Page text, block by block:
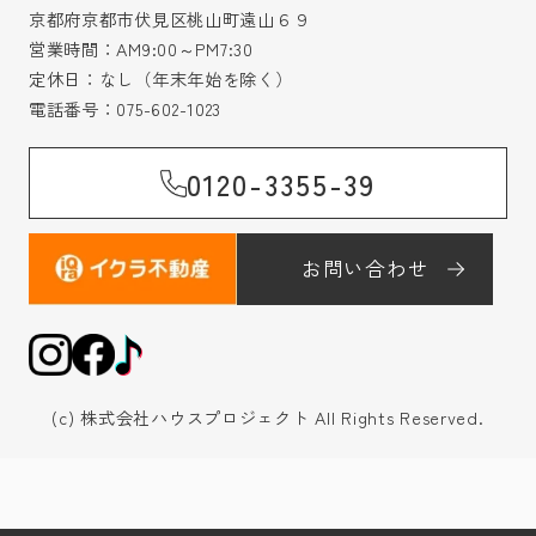
京都府京都市伏見区桃山町遠山６９
営業時間：AM9:00～PM7:30
定休日：なし（年末年始を除く）
電話番号： 075-602-1023
0120-3355-39
お問い合わせ
(c) 株式会社ハウスプロジェクト All Rights Reserved.